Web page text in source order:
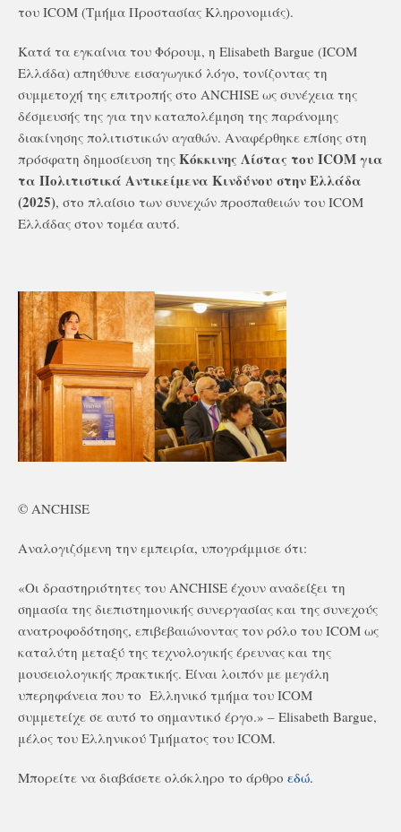
του ICOM (Τμήμα Προστασίας Κληρονομιάς).
Κατά τα εγκαίνια του Φόρουμ, η Elisabeth Bargue (ICOM
Ελλάδα) απηύθυνε εισαγωγικό λόγο, τονίζοντας τη
συμμετοχή της επιτροπής στο ANCHISE ως συνέχεια της
δέσμευσής της για την καταπολέμηση της παράνομης
διακίνησης πολιτιστικών αγαθών. Αναφέρθηκε επίσης στη
πρόσφατη δημοσίευση της Κόκκινης Λίστας του ICOMγια
τα Πολιτιστικά Αντικείμενα Κινδύνου στην Ελλάδα
(2025), στο πλαίσιο των συνεχών προσπαθειών του ICOM
Ελλάδας στον τομέα αυτό.
© ANCHISE
Αναλογιζόμενη την εμπειρία, υπογράμμισε ότι:
«Οι δραστηριότητες του ANCHISE έχουν αναδείξει τη
σημασία της διεπιστημονικής συνεργασίας και της συνεχούς
ανατροφοδότησης, επιβεβαιώνοντας τον ρόλο του ICOM ως
καταλύτη μεταξύ της τεχνολογικής έρευνας και της
μουσειολογικής πρακτικής. Είναι λοιπόν με μεγάλη
υπερηφάνεια που το Ελληνικό τμήμα του ICOM
συμμετείχε σε αυτό το σημαντικό έργο.» – Elisabeth Bargue,
μέλος του Ελληνικού Τμήματος του ICOM.
Μπορείτε να διαβάσετε ολόκληρο το άρθρο εδώ.